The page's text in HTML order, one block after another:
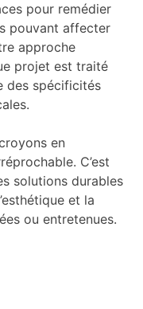
pour remédier
pouvant affecter
approche
projet est traité
des spécificités
en
C’est
solutions durables
et la
ou entretenues.